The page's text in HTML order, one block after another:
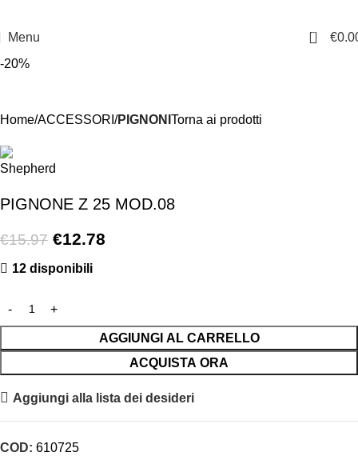
Menu 0 €
-20%
Home ACCESSORI PIGNONI Torna ai prodotti
PIGNONE Z 25 MOD.08
€15.97 €12.78
12 disponibili
AGGIUNGI AL CARRELLO
ACQUISTA ORA
Aggiungi alla lista dei desideri
COD: 610725